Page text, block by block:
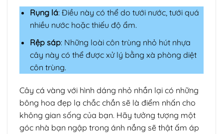
Rụng lá: Điều này có thể do tưới nước, tưới quá
nhiều nước hoặc thiếu độ ẩm.
Rệp sáp: Những loài côn trùng nhỏ hút nhựa
cây này có thể được xử lý bằng xà phòng diệt
côn trùng.
Cây cá vàng với hình dáng nhỏ nhắn lại có những
bông hoa đẹp lạ chắc chắn sẽ là điểm nhấn cho
không gian sống của bạn. Hãy tưởng tượng một
góc nhà bạn ngập trong ánh nắng sẽ thật ấm áp